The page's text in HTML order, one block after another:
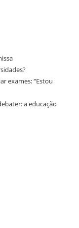
exames: “Estou
a educação